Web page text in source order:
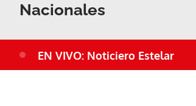
Nacionales
EN VIVO: Noticiero Estelar